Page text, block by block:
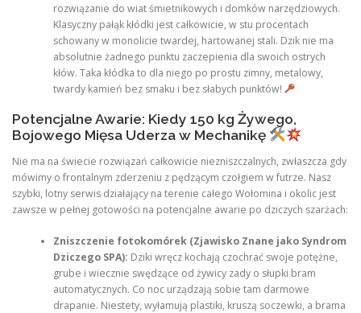
rozwiązanie do wiat śmietnikowych i domków narzędziowych.
Klasyczny pałąk kłódki jest całkowicie, w stu procentach
schowany w monolicie twardej, hartowanej stali. Dzik nie ma
absolutnie żadnego punktu zaczepienia dla swoich ostrych
kłów. Taka kłódka to dla niego po prostu zimny, metalowy,
twardy kamień bez smaku i bez słabych punktów!
Potencjalne Awarie: Kiedy 150 kg Żywego,
Bojowego Mięsa Uderza w Mechanikę
Nie ma na świecie rozwiązań całkowicie niezniszczalnych, zwłaszcza gdy
mówimy o frontalnym zderzeniu z pędzącym czołgiem w futrze. Nasz
szybki, lotny serwis działający na terenie całego Wołomina i okolic jest
zawsze w pełnej gotowości na potencjalne awarie po dziczych szarżach:
Zniszczenie fotokomórek (Zjawisko Znane jako Syndrom
Dziczego SPA): Dziki wręcz kochają czochrać swoje potężne,
grube i wiecznie swędzące od żywicy zady o słupki bram
automatycznych. Co noc urządzają sobie tam darmowe
drapanie. Niestety, wyłamują plastiki, kruszą soczewki, a brama